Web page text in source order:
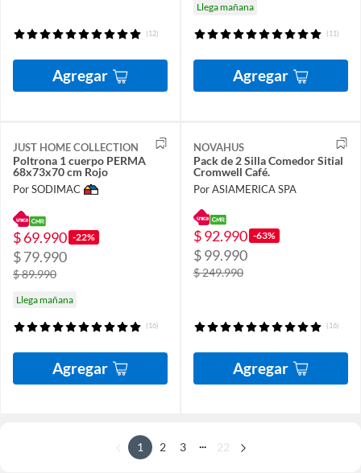
(12)
Agregar
Llega mañana
(11)
Agregar
JUST HOME COLLECTION
Poltrona 1 cuerpo PERMA
68x73x70 cm Rojo
Por SODIMAC
$ 69.990 -22%
$ 79.990
$ 89.990
Llega mañana
(16)
Agregar
NOVAHUS
Pack de 2 Silla Comedor Sitial
Cromwell Café.
Por ASIAMERICA SPA
$ 92.990 -63%
$ 99.990
$ 249.990
(16)
Agregar
1 2 3 ... 22